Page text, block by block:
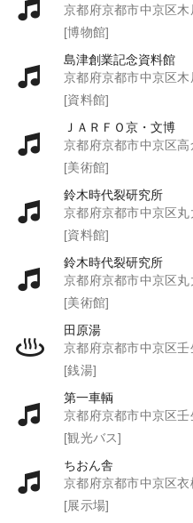
京都府京都市中京区
[博物館]
島津創業記念資料館
京都府京都市中京区
[資料館]
ＪＡＲＦＯ京・文博
京都府京都市中京区高
[美術館]
鈴木時代裂研究所
京都府京都市中京区
[資料館]
鈴木時代裂研究所
京都府京都市中京区
[美術館]
田原湯
京都府京都市中京区壬
[銭湯]
第一車輌
京都府京都市中京区壬
[観光バス]
ちおん舎
京都府京都市中京区
[展示場]